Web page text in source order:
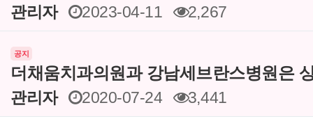
관리자
2023-04-11 2,267
공지
더채움치과의원과 강남세브란스병원은
관리자
2020-07-24 3,441